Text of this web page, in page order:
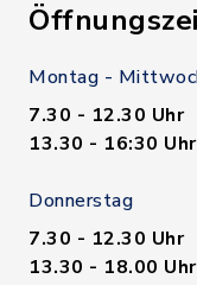
Montag -
7.30 - 12.30 Uhr
13.30 - 16:30 Uhr
Donnerstag
7.30 - 12.30 Uhr
13.30 - 18.00 Uhr